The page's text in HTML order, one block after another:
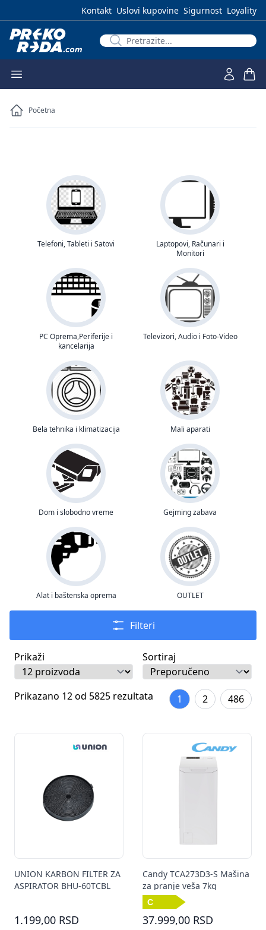
Kontakt Uslovi kupovine Sigurnost Loyality
Početna
Telefoni, Tableti i Satovi
Laptopovi, Računari i
Monitori
PC Oprema,Periferije i
kancelarija
Televizori, Audio i Foto-Video
Bela tehnika i klimatizacija Mali aparati
Dom i slobodno vreme Gejming zabava
Alat i baštenska oprema OUTLET
Filteri
Prikaži Sortiraj
Prikazano 12 od 5825 rezultata 1 2 486
UNION KARBON FILTER ZA
ASPIRATOR BHU-60TCBL
1.199,00 RSD
Candy TCA273D3-S Mašina
za pranje veša 7kg
37.999,00 RSD